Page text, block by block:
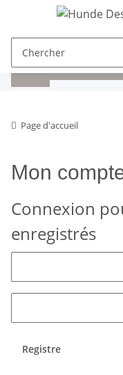
Page d'accueil
Mon
Connexion
enregistrés
Registre